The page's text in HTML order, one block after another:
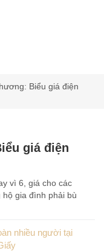
Biểu giá điện
giá điện
vì 6, giá cho các
gia đình phải bù
nhiều người tại